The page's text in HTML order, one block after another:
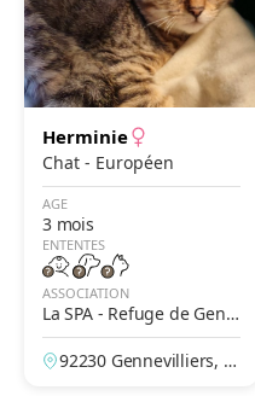
Herminie
Chat - Européen
AGE
3 mois
ENTENTES
ASSOCIATION
La SPA - Refuge de Genn
evilliers – Grammont
92230 Gennevilliers, H